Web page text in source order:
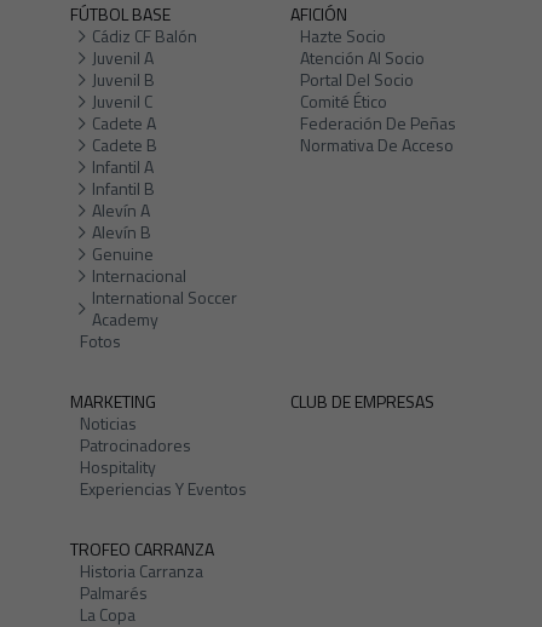
FÚTBOL BASE
Cádiz CF Balón
Juvenil A
Juvenil B
Juvenil C
Cadete A
Cadete B
Infantil A
Infantil B
Alevín A
Alevín B
Genuine
Internacional
International Soccer
Academy
Fotos
AFICIÓN
Hazte Socio
Atención Al Socio
Portal Del Socio
Comité Ético
Federación De Peñas
Normativa De Acceso
MARKETING
Noticias
Patrocinadores
Hospitality
Experiencias Y Eventos
CLUB DE EMPRESAS
TROFEO CARRANZA
Historia Carranza
Palmarés
La Copa